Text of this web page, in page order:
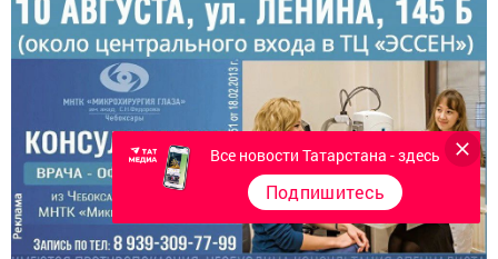
Все новости Татарстана - здесь
Подпишитесь